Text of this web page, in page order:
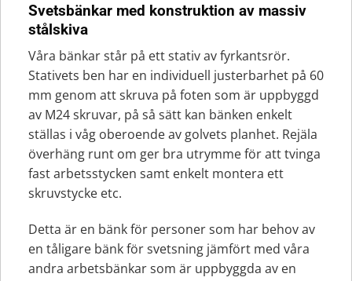
Svetsbänkar med konstruktion av massiv
stålskiva
Våra bänkar står på ett stativ av fyrkantsrör.
Stativets ben har en individuell justerbarhet på 60
mm genom att skruva på foten som är uppbyggd
av M24 skruvar, på så sätt kan bänken enkelt
ställas i våg oberoende av golvets planhet. Rejäla
överhäng runt om ger bra utrymme för att tvinga
fast arbetsstycken samt enkelt montera ett
skruvstycke etc.
Detta är en bänk för personer som har behov av
en tåligare bänk för svetsning jämfört med våra
andra arbetsbänkar som är uppbyggda av en